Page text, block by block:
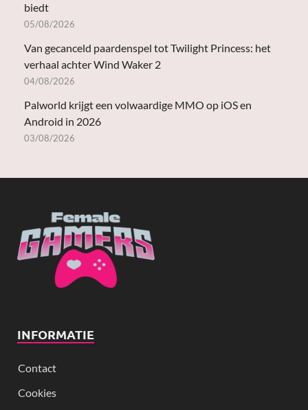
biedt
05/08/2026
Van gecanceld paardenspel tot Twilight Princess: het
verhaal achter Wind Waker 2
04/08/2026
Palworld krijgt een volwaardige MMO op iOS en
Android in 2026
03/08/2026
INFORMATIE
Contact
Cookies